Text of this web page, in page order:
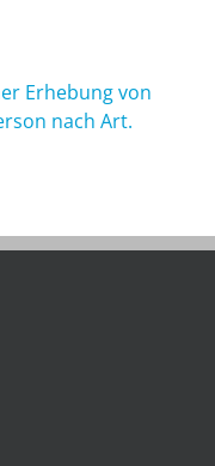
Erhebung von
nach Art.